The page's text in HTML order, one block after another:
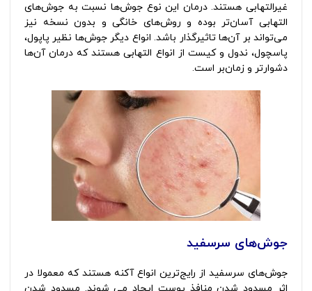
غیرالتهابی هستند. درمان این نوع جوش‌ها نسبت به جوش‌های
التهابی آسان‌تر بوده و روش‌های خانگی و بدون نسخه نیز
می‌تواند بر آن‌ها تاثیرگذار باشد. انواع دیگر جوش‌ها نظیر پاپول،
پاسچول، ندول و کیست از انواع التهابی هستند که درمان آن‌ها
دشوارتر و زمان‌بر است.
جوش‌های سرسفید
جوش‌های سرسفید از رایج‌ترین انواع آکنه هستند که معمولا در